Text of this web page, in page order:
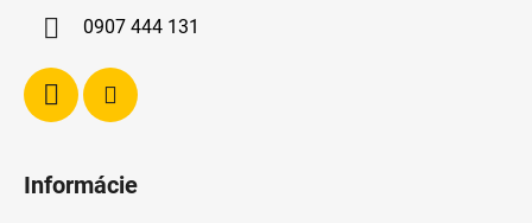
0907 444 131
Informácie